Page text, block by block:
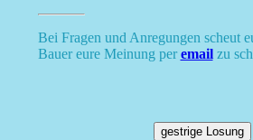
Bei Fragen und Anregungen scheut
Bauer eure Meinung peremailzu
gestrige Losung